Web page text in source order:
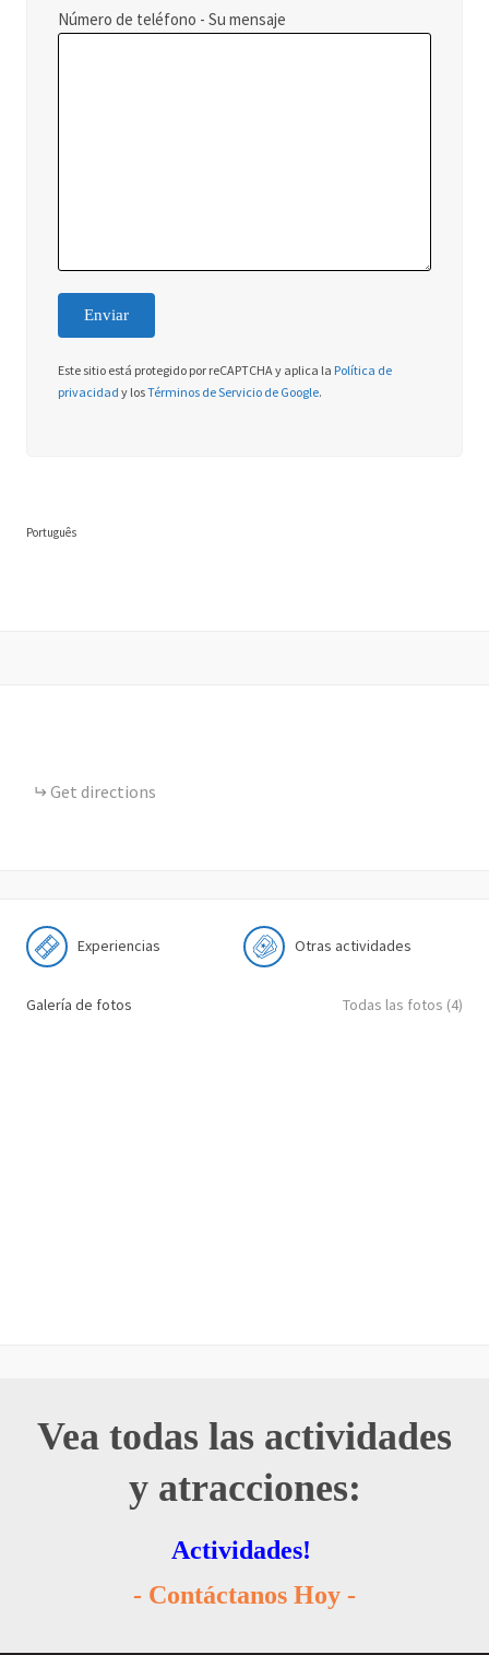
Número de teléfono - Su mensaje
Este sitio está protegido por reCAPTCHA y aplica la Política de
privacidad y losTérminos de Servicio de Google.
Português
Get directions
Experiencias Otras actividades
Galería de fotos Todas las fotos (4)
Vea todas las actividades
y atracciones:
Actividades!
- Contáctanos Hoy -